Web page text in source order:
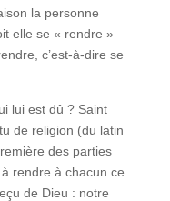
la personne
elle se « rendre »
c’est-à-dire se
lui est dû ? Saint
de religion (du latin
des parties
rendre à chacun ce
de Dieu : notre